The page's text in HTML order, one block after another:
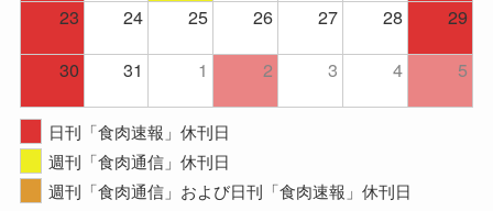
23
24 25 26 27 28
29
30
31 1 2 3 4 5
日刊「食肉速報」休刊日
週刊「食肉通信」休刊日
週刊「食肉通信」および日刊「食肉速報」休刊日